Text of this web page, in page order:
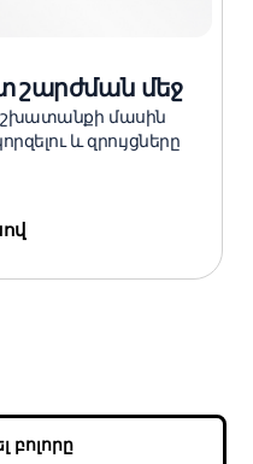
շարժման մեջ
մասին
և զրույցները
բոլորը